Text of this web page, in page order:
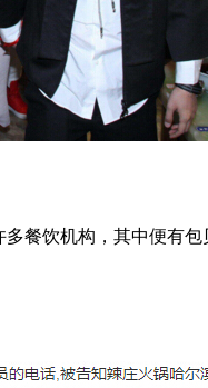
饮机构，其中便有